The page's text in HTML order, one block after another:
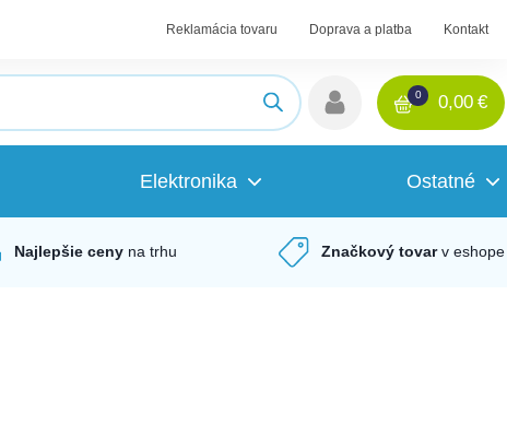
Reklamácia tovaru Doprava a platba Kontakt
0 0,00 €
Elektronika Ostatné
Najlepšie ceny na trhu Značkový tovar v eshope